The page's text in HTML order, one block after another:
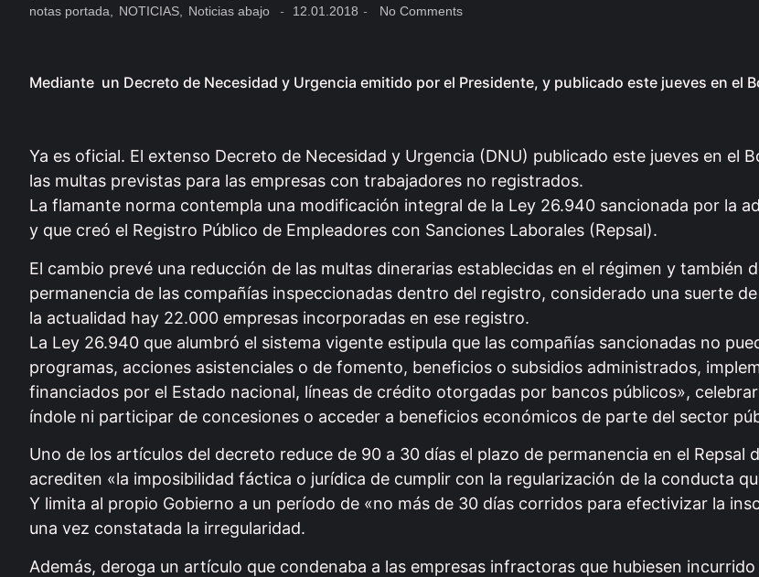
notas portada NOTICIAS Noticias abajo - 12.01.2018 - No Comments
Mediante un Decreto de Necesidad y Urgencia emitido por el Presidente, y publicado este jueves en el
Ya es oficial. El extenso Decreto de Necesidad y Urgencia (DNU) publicado este jueves en el
las multas previstas para las empresas con trabajadores no registrados.
La flamante norma contempla una modificación integral de la Ley 26.940 sancionada por la
y que creó el Registro Público de Empleadores con Sanciones Laborales (Repsal).
El cambio prevé una reducción de las multas dinerarias establecidas en el régimen y también
permanencia de las compañías inspeccionadas dentro del registro, considerado una suerte
la actualidad hay 22.000 empresas incorporadas en ese registro.
La Ley 26.940 que alumbró el sistema vigente estipula que las compañías sancionadas no
programas, acciones asistenciales o de fomento, beneficios o subsidios administrados,
financiados por el Estado nacional, líneas de crédito otorgadas por bancos públicos»,
índole ni participar de concesiones o acceder a beneficios económicos de parte del sector
Uno de los artículos del decreto reduce de 90 a 30 días el plazo de permanencia en el Repsal
acrediten «la imposibilidad fáctica o jurídica de cumplir con la regularización de la conducta
Y limita al propio Gobierno a un período de «no más de 30 días corridos para efectivizar la
una vez constatada la irregularidad.
Además, deroga un artículo que condenaba a las empresas infractoras que hubiesen